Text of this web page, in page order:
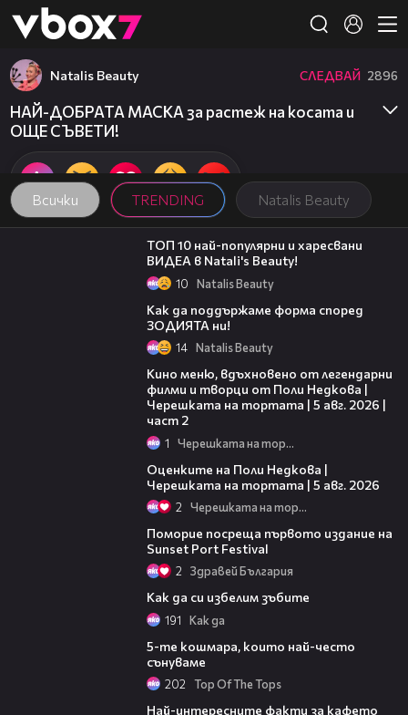
👾
Всички TRENDING Natalis Beauty
Natalis Beauty СЛЕДВАЙ 2896
НАЙ-ДОБРАТА МАСКА за растеж на косата и
ОЩЕ СЪВЕТИ!
08:54
ТОП 10 най-популярни и харесвани
ВИДЕА в Natali's Beauty!
10 Natalis Beauty
Как да поддържаме форма според
ЗОДИЯТА ни!
14 Natalis Beauty
Кино меню, вдъхновено от легендарни
филми и творци от Поли Недкова |
Черешката на тортата | 5 авг. 2026 |
част 2
1 Черешката на тортата
Оценките на Поли Недкова |
Черешката на тортата | 5 авг. 2026
2 Черешката на тортата
Поморие посреща първото издание на
Sunset Port Festival
2 Здравей България
Как да си избелим зъбите
191 Кaк дa
5-те кошмара, които най-често
сънуваме
202 Top Of The Tops
Най-интересните факти за кафето